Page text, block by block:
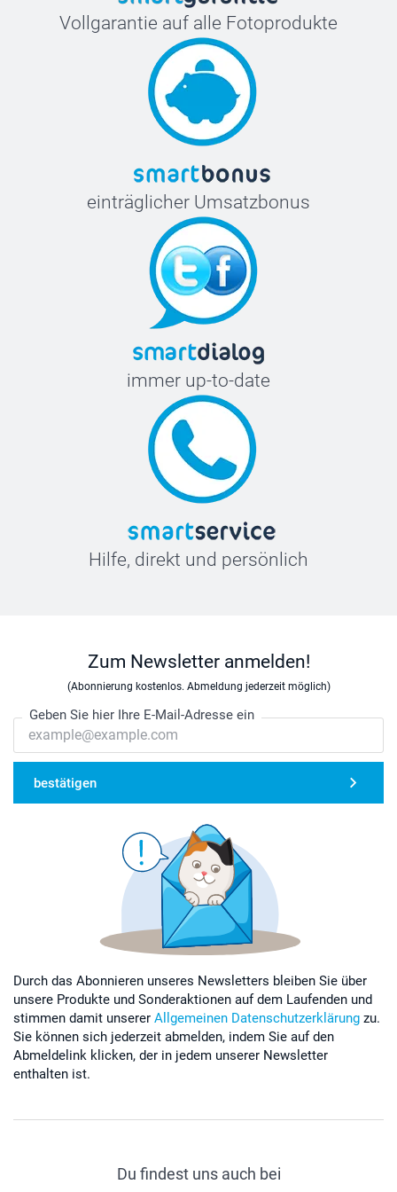
Vollgarantie auf alle Fotoprodukte
einträglicher Umsatzbonus
immer up-to-date
Hilfe, direkt und persönlich
Zum Newsletter anmelden!
(Abonnierung kostenlos. Abmeldung jederzeit möglich)
Geben Sie hier Ihre E-Mail-Adresse ein
bestätigen
Durch das Abonnieren unseres Newsletters bleiben Sie über
unsere Produkte und Sonderaktionen auf dem Laufenden und
stimmen damit unserer Allgemeinen Datenschutzerklärung zu.
Sie können sich jederzeit abmelden, indem Sie auf den
Abmeldelink klicken, der in jedem unserer Newsletter
enthalten ist.
Du findest uns auch bei